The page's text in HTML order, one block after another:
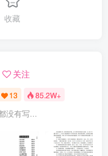
收藏
关注
13 85.2W+
没有写...